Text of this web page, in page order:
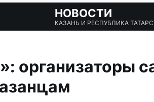
НОВОСТИ
КАЗАНЬ И РЕСПУБЛИКА
организаторы